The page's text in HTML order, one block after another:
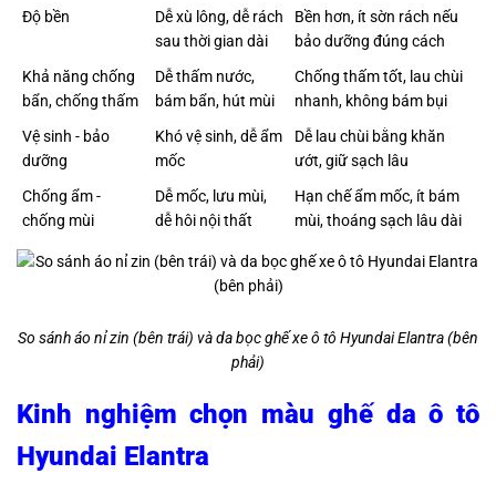
Độ bền
Dễ xù lông, dễ rách
sau thời gian dài
Bền hơn, ít sờn rách nếu
bảo dưỡng đúng cách
Khả năng chống
bẩn, chống thấm
Dễ thấm nước,
bám bẩn, hút mùi
Chống thấm tốt, lau chùi
nhanh, không bám bụi
Vệ sinh - bảo
dưỡng
Khó vệ sinh, dễ ẩm
mốc
Dễ lau chùi bằng khăn
ướt, giữ sạch lâu
Chống ẩm -
chống mùi
Dễ mốc, lưu mùi,
dễ hôi nội thất
Hạn chế ẩm mốc, ít bám
mùi, thoáng sạch lâu dài
So sánh áo nỉ zin (bên trái) và da bọc ghế xe ô tô Hyundai Elantra (bên
phải)
Kinh nghiệm chọn màu ghế da ô tô
Hyundai Elantra